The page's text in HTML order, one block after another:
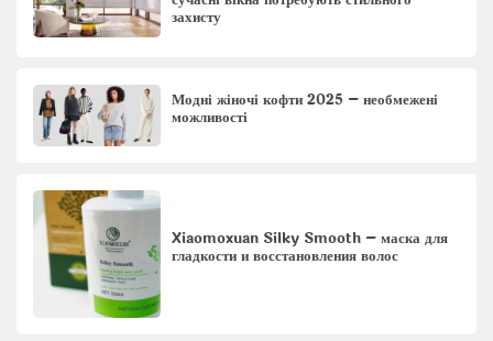
захисту
Модні жіночі кофти 2025 – необмежені
можливості
Xiaomoxuan Silky Smooth – маска для
гладкости и восстановления волос